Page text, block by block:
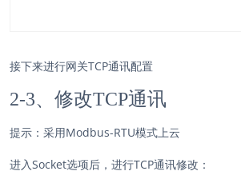
接下来进行网关TCP通讯配置
2-3、修改TCP通讯
提示：采用Modbus-RTU模式上云
进入Socket选项后，进行TCP通讯修改：